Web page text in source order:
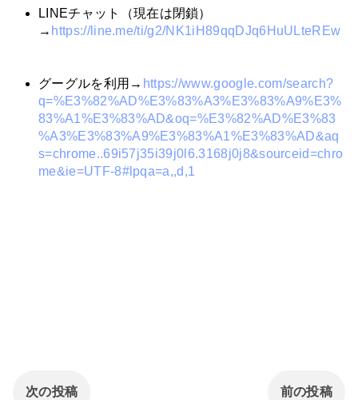
LINEチャット（現在は閉鎖）
→ https://line.me/ti/g2/NK1iH89qqDJq6HuULteREw
グーグルを利用→ https://www.google.com/search?
q=%E3%82%AD%E3%83%A3%E3%83%A9%E3%
83%A1%E3%83%AD&oq=%E3%82%AD%E3%83
%A3%E3%83%A9%E3%83%A1%E3%83%AD&aq
s=chrome..69i57j35i39j0l6.3168j0j8&sourceid=chro
me&ie=UTF-8#lpqa=a,,d,1
次の投稿 前の投稿